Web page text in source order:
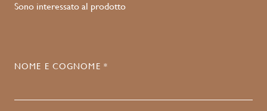
Sono interessato al prodotto
NOME E COGNOME *